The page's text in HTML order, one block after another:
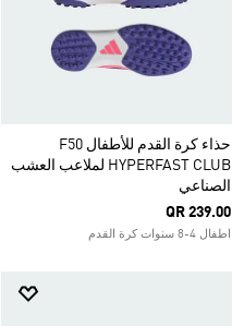
حذاء كرة القدم للأطفال F50
HYPERFAST CLUB لملاعب العشب
الصناعي
QR 239.00
اطفال 4-8 سنوات كرة القدم